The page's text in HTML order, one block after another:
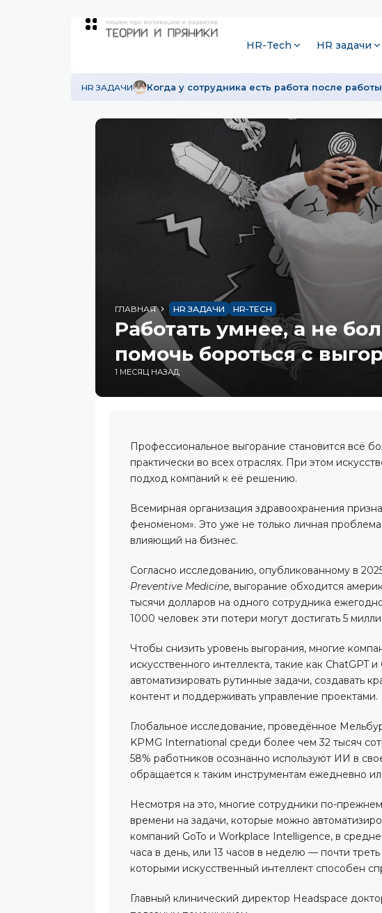
HR-Tech HR задачи
HR ЗАДАЧИ Когда у сотрудника есть работа после
ГЛАВНАЯ HR ЗАДАЧИ HR-TECH
Работать умнее, а не
помочь бороться с
1 МЕСЯЦ НАЗАД
Профессиональное выгорание становится всё
практически во всех отраслях. При этом
подход компаний к её решению.
Всемирная организация здравоохранения
феноменом». Это уже не только личная
влияющий на бизнес.
Согласно исследованию, опубликованному в
Preventive Medicine, выгорание обходится
тысячи долларов на одного сотрудника
1000 человек эти потери могут достигать 5
Чтобы снизить уровень выгорания, многие
искусственного интеллекта, такие как ChatGPT
автоматизировать рутинные задачи, создавать
контент и поддерживать управление проектами.
Глобальное исследование, проведённое
KPMG International среди более чем 32 тысяч
58% работников осознанно используют ИИ в
обращается к таким инструментам ежедневно
Несмотря на это, многие сотрудники по-
времени на задачи, которые можно
компаний GoTo и Workplace Intelligence, в
часа в день, или 13 часов в неделю — почти
которыми искусственный интеллект способен
Главный клинический директор Headspace